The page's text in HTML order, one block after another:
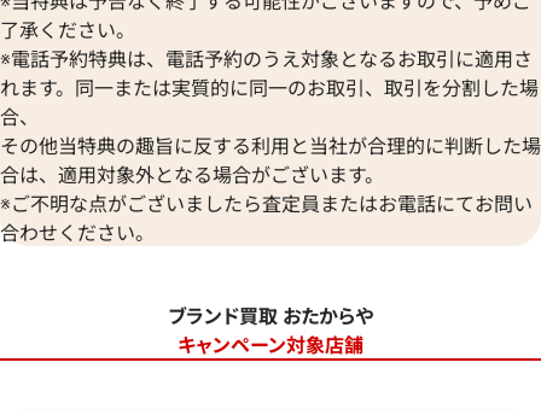
了承ください。
※電話予約特典は、電話予約のうえ対象となるお取引に適用さ
れます。同一または実質的に同一のお取引、取引を分割した場
合、
その他当特典の趣旨に反する利用と当社が合理的に判断した場
合は、適用対象外となる場合がございます。
※ご不明な点がございましたら査定員またはお電話にてお問い
合わせください。
ブランド買取 おたからや
キャンペーン対象店舗